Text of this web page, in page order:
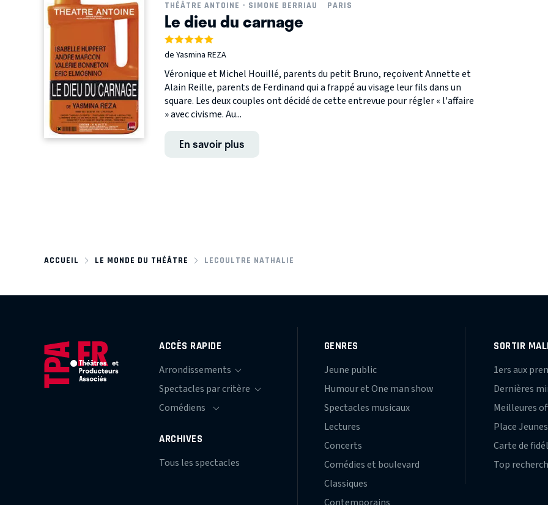
THÉÂTRE ANTOINE - SIMONE BERRIAU
PARIS
Le dieu du carnage
de Yasmina REZA
Véronique et Michel Houillé, parents du petit Bruno, reçoivent Annette et
Alain Reille, parents de Ferdinand qui a frappé au visage leur fils dans un
square. Les deux couples ont décidé de cette entrevue pour régler « l'affaire
» avec civisme. Au...
En savoir plus
ACCUEIL LE MONDE DU THÉÂTRE LECOULTRE NATHALIE
ACCÈS RAPIDE
ARCHIVES
Tous les spectacles
GENRES
Jeune public
Humour et One man show
Spectacles musicaux
Lectures
Concerts
Comédies et boulevard
Classiques
SORTIR
1ers aux
Dernières
Meilleures
Place Jeunes
Carte de
Top